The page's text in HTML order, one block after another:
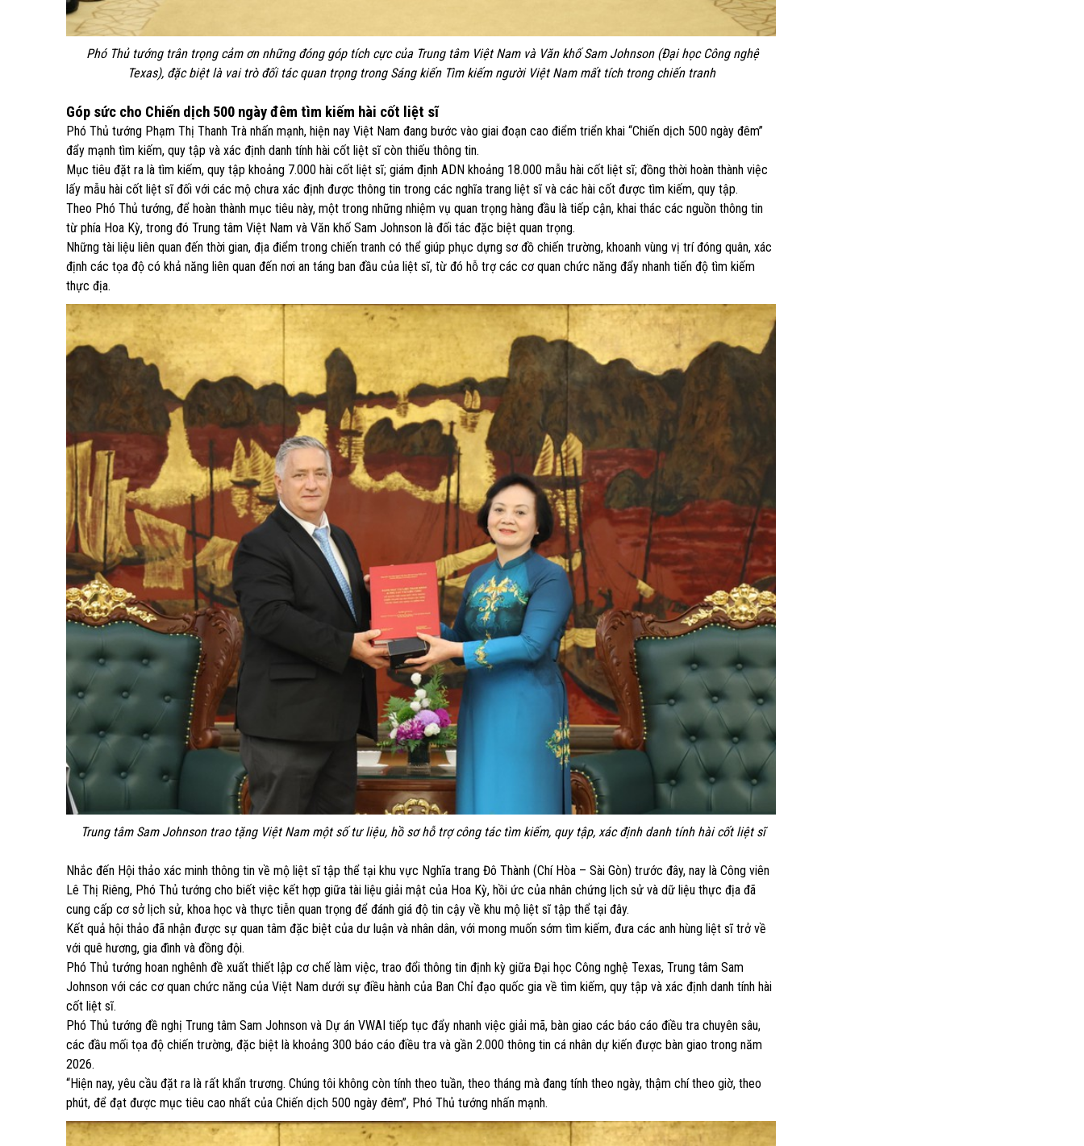
Phó Thủ tướng trân trọng cảm ơn những đóng góp tích cực của Trung tâm Việt Nam và Văn khố Sam Johnson (Đại học Công nghệ
Texas), đặc biệt là vai trò đối tác quan trọng trong Sáng kiến Tìm kiếm người Việt Nam mất tích trong chiến tranh
Góp sức cho Chiến dịch 500 ngày đêm tìm kiếm hài cốt liệt sĩ
Phó Thủ tướng Phạm Thị Thanh Trà nhấn mạnh, hiện nay Việt Nam đang bước vào giai đoạn cao điểm triển khai “Chiến dịch 500 ngày đêm”
đẩy mạnh tìm kiếm, quy tập và xác định danh tính hài cốt liệt sĩ còn thiếu thông tin.
Mục tiêu đặt ra là tìm kiếm, quy tập khoảng 7.000 hài cốt liệt sĩ; giám định ADN khoảng 18.000 mẫu hài cốt liệt sĩ; đồng thời hoàn thành việc
lấy mẫu hài cốt liệt sĩ đối với các mộ chưa xác định được thông tin trong các nghĩa trang liệt sĩ và các hài cốt được tìm kiếm, quy tập.
Theo Phó Thủ tướng, để hoàn thành mục tiêu này, một trong những nhiệm vụ quan trọng hàng đầu là tiếp cận, khai thác các nguồn thông tin
từ phía Hoa Kỳ, trong đó Trung tâm Việt Nam và Văn khố Sam Johnson là đối tác đặc biệt quan trọng.
Những tài liệu liên quan đến thời gian, địa điểm trong chiến tranh có thể giúp phục dựng sơ đồ chiến trường, khoanh vùng vị trí đóng quân, xác
định các tọa độ có khả năng liên quan đến nơi an táng ban đầu của liệt sĩ, từ đó hỗ trợ các cơ quan chức năng đẩy nhanh tiến độ tìm kiếm
thực địa.
Trung tâm Sam Johnson trao tặng Việt Nam một số tư liệu, hồ sơ hỗ trợ công tác tìm kiếm, quy tập, xác định danh tính hài cốt liệt sĩ
Nhắc đến Hội thảo xác minh thông tin về mộ liệt sĩ tập thể tại khu vực Nghĩa trang Đô Thành (Chí Hòa – Sài Gòn) trước đây, nay là Công viên
Lê Thị Riêng, Phó Thủ tướng cho biết việc kết hợp giữa tài liệu giải mật của Hoa Kỳ, hồi ức của nhân chứng lịch sử và dữ liệu thực địa đã
cung cấp cơ sở lịch sử, khoa học và thực tiễn quan trọng để đánh giá độ tin cậy về khu mộ liệt sĩ tập thể tại đây.
Kết quả hội thảo đã nhận được sự quan tâm đặc biệt của dư luận và nhân dân, với mong muốn sớm tìm kiếm, đưa các anh hùng liệt sĩ trở về
với quê hương, gia đình và đồng đội.
Phó Thủ tướng hoan nghênh đề xuất thiết lập cơ chế làm việc, trao đổi thông tin định kỳ giữa Đại học Công nghệ Texas, Trung tâm Sam
Johnson với các cơ quan chức năng của Việt Nam dưới sự điều hành của Ban Chỉ đạo quốc gia về tìm kiếm, quy tập và xác định danh tính hài
cốt liệt sĩ.
Phó Thủ tướng đề nghị Trung tâm Sam Johnson và Dự án VWAI tiếp tục đẩy nhanh việc giải mã, bàn giao các báo cáo điều tra chuyên sâu,
các đầu mối tọa độ chiến trường, đặc biệt là khoảng 300 báo cáo điều tra và gần 2.000 thông tin cá nhân dự kiến được bàn giao trong năm
2026.
“Hiện nay, yêu cầu đặt ra là rất khẩn trương. Chúng tôi không còn tính theo tuần, theo tháng mà đang tính theo ngày, thậm chí theo giờ, theo
phút, để đạt được mục tiêu cao nhất của Chiến dịch 500 ngày đêm”, Phó Thủ tướng nhấn mạnh.